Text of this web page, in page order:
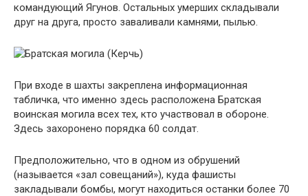
командующий Ягунов. Остальных умерших складывали
друг на друга, просто заваливали камнями, пылью.
При входе в шахты закреплена информационная
табличка, что именно здесь расположена Братская
воинская могила всех тех, кто участвовал в обороне.
Здесь захоронено порядка 60 солдат.
Предположительно, что в одном из обрушений
(называется «зал совещаний»), куда фашисты
закладывали бомбы, могут находиться останки более 70